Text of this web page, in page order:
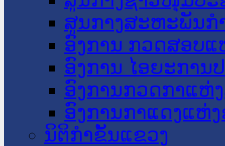
ສູນກາງສະຫະພັນກ
ອົງການ ກວດສອບແ
ອົງການ ໄອຍະການ
ອົງການກວດກາແຫ່
ອົງການກາແດງແຫ່
ນິຕິກໍາຂັ້ນແຂວງ